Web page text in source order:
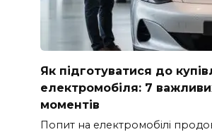
Як підготуватися до
електромобіля: 7
моментів
Попит на електромобілі